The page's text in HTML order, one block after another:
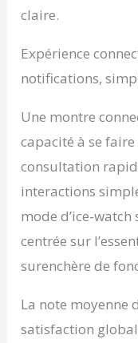
claire.
Expérience
notifications,
Une montre
capacité à se
consultation
interactions
mode d’ice-
centrée sur
surenchère de
La note moyenne
satisfaction